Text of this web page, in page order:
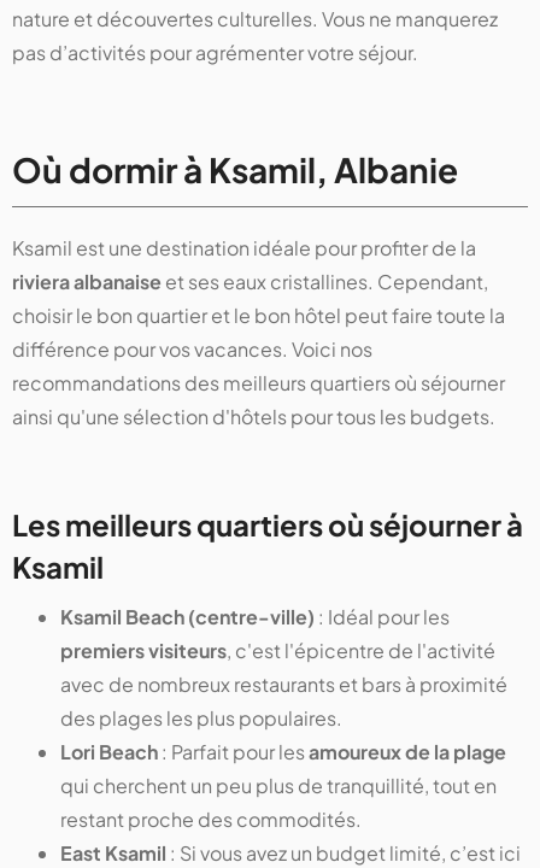
nature et découvertes culturelles. Vous ne manquerez
pas d’activités pour agrémenter votre séjour.
Où dormir à Ksamil, Albanie
Ksamil est une destination idéale pour profiter de la
riviera albanaiseet ses eaux cristallines. Cependant,
choisir le bon quartier et le bon hôtel peut faire toute la
différence pour vos vacances. Voici nos
recommandations des meilleurs quartiers où séjourner
ainsi qu'une sélection d'hôtels pour tous les budgets.
Les meilleurs quartiers où séjourner à
Ksamil
Ksamil Beach (centre-ville) : Idéal pour les
premiers visiteurs, c'est l'épicentre de l'activité
avec de nombreux restaurants et bars à proximité
des plages les plus populaires.
Lori Beach: Parfait pour lesamoureux de la plage
qui cherchent un peu plus de tranquillité, tout en
restant proche des commodités.
East Ksamil : Si vous avez un budget limité, c’est ici